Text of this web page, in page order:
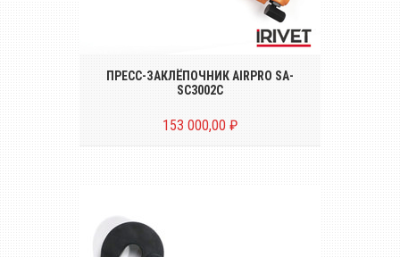
Пресс-заклёпочник для установки
заклёпок диаметром до Ø 4.8
ПРЕСС-ЗАКЛЁПОЧНИК AIRPRO SA-
SC3002C
153 000,00 ₽